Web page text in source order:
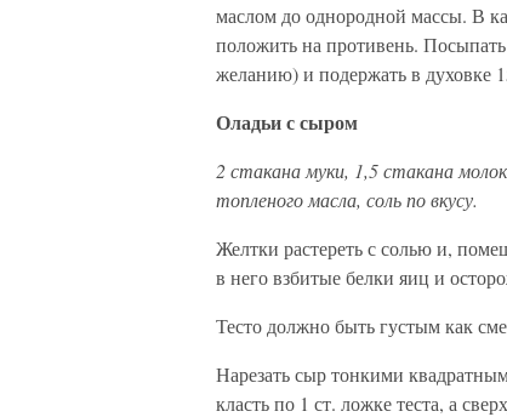
маслом до однородной массы. В
положить на противень.
желанию) и подержать в духовке
Оладьи с сыром
2 стакана муки, 1,5 стакана
топленого масла, соль по вкусу.
Желтки растереть с солью и,
в него взбитые белки яиц и
Тесто должно быть густым как
Нарезать сыр тонкими
класть по 1 ст. ложке теста, а